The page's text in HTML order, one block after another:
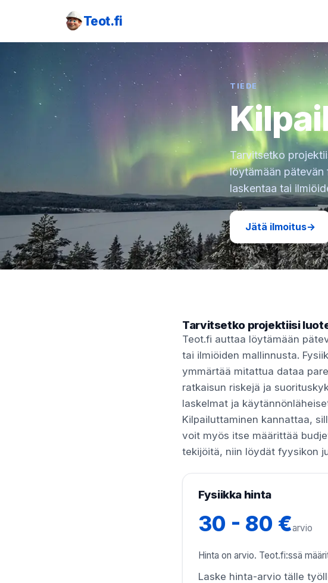
Teot.fi
TIEDE
Tarvitsetko
löytämään
laskentaa tai
Jätä ilmoitus→
Tarvitsetko projektiisi
Teot.fi auttaa löytämään
tai ilmiöiden mallinnusta.
ymmärtää mitattua dataa
ratkaisun riskejä ja
laskelmat ja
Kilpailuttaminen kannattaa,
voit myös itse määrittää
tekijöitä, niin löydät fyysikon
Fysiikka hinta
30 - 80 €arvio
Hinta on arvio. Teot.fi:ssä
Laske hinta-arvio tälle